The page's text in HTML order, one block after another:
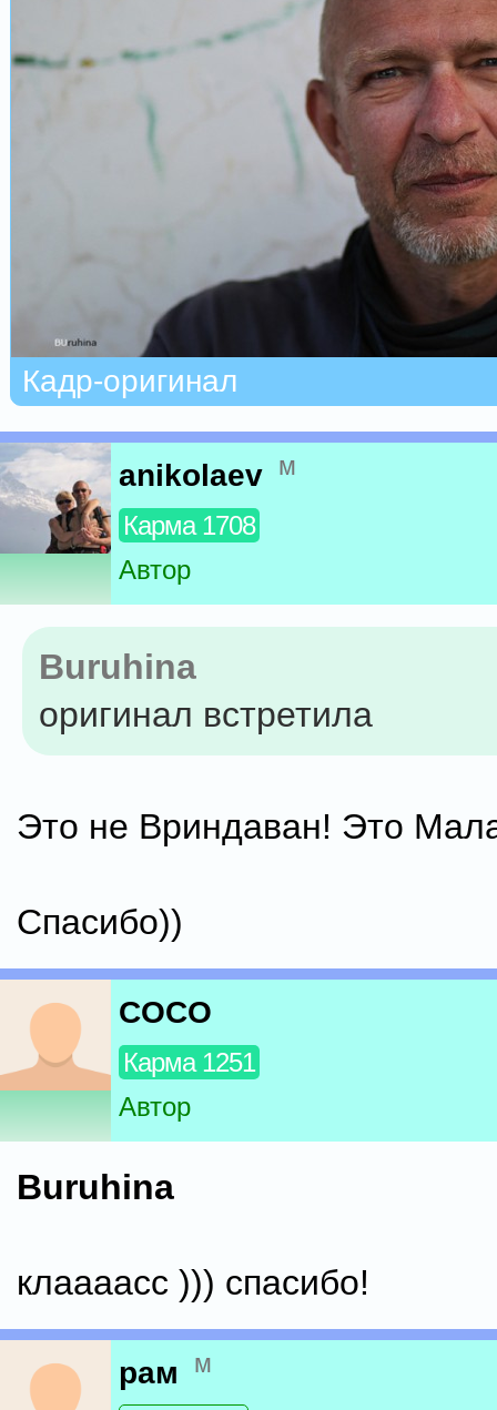
Кадр-оригинал
anikolaev м
Карма 1708
Автор
Buruhina
оригинал встретила
Это не Вриндаван! Это
Спасибо))
COCO
Карма 1251
Автор
Buruhina
клаааасс ))) спасибо!
рам м